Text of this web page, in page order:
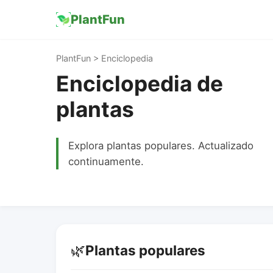
PlantFun
PlantFun > Enciclopedia
Enciclopedia de
plantas
Explora plantas populares. Actualizado
continuamente.
🌿Plantas populares